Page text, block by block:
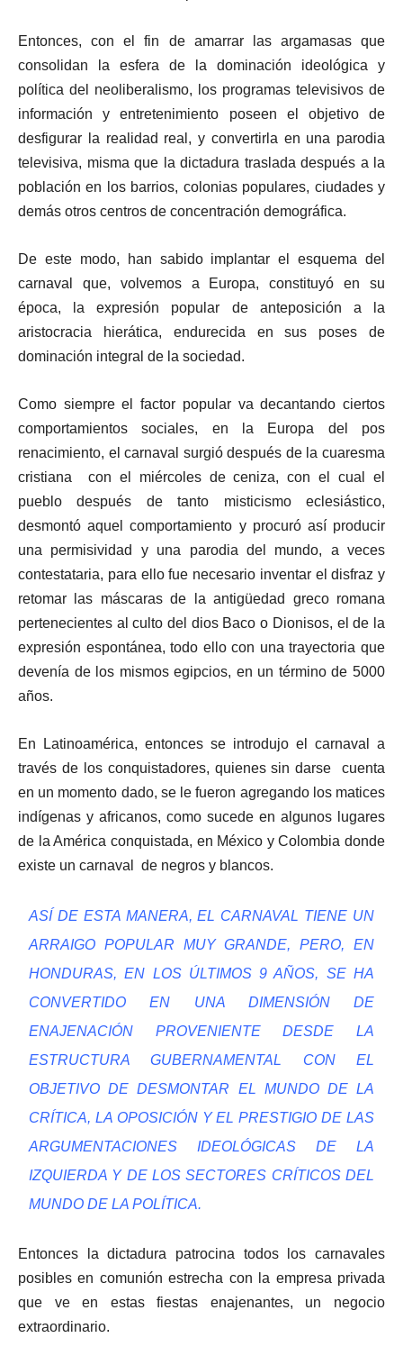
Entonces, con el fin de amarrar las argamasas que
consolidan la esfera de la dominación ideológica y
política del neoliberalismo, los programas televisivos de
información y entretenimiento poseen el objetivo de
desfigurar la realidad real, y convertirla en una parodia
televisiva, misma que la dictadura traslada después a la
población en los barrios, colonias populares, ciudades y
demás otros centros de concentración demográfica.
De este modo, han sabido implantar el esquema del
carnaval que, volvemos a Europa, constituyó en su
época, la expresión popular de anteposición a la
aristocracia hierática, endurecida en sus poses de
dominación integral de la sociedad.
Como siempre el factor popular va decantando ciertos
comportamientos sociales, en la Europa del pos
renacimiento, el carnaval surgió después de la cuaresma
cristiana con el miércoles de ceniza, con el cual el
pueblo después de tanto misticismo eclesiástico,
desmontó aquel comportamiento y procuró así producir
una permisividad y una parodia del mundo, a veces
contestataria, para ello fue necesario inventar el disfraz y
retomar las máscaras de la antigüedad greco romana
pertenecientes al culto del dios Baco o Dionisos, el de la
expresión espontánea, todo ello con una trayectoria que
devenía de los mismos egipcios, en un término de 5000
años.
En Latinoamérica, entonces se introdujo el carnaval a
través de los conquistadores, quienes sin darse cuenta
en un momento dado, se le fueron agregando los matices
indígenas y africanos, como sucede en algunos lugares
de la América conquistada, en México y Colombia donde
existe un carnaval de negros y blancos.
ASÍ DE ESTA MANERA, EL CARNAVAL TIENE UN
ARRAIGO POPULAR MUY GRANDE, PERO, EN
HONDURAS, EN LOS ÚLTIMOS 9 AÑOS, SE HA
CONVERTIDO EN UNA DIMENSIÓN DE
ENAJENACIÓN PROVENIENTE DESDE LA
ESTRUCTURA GUBERNAMENTAL CON EL
OBJETIVO DE DESMONTAR EL MUNDO DE LA
CRÍTICA, LA OPOSICIÓN Y EL PRESTIGIO DE LAS
ARGUMENTACIONES IDEOLÓGICAS DE LA
IZQUIERDA Y DE LOS SECTORES CRÍTICOS DEL
MUNDO DE LA POLÍTICA.
Entonces la dictadura patrocina todos los carnavales
posibles en comunión estrecha con la empresa privada
que ve en estas fiestas enajenantes, un negocio
extraordinario.